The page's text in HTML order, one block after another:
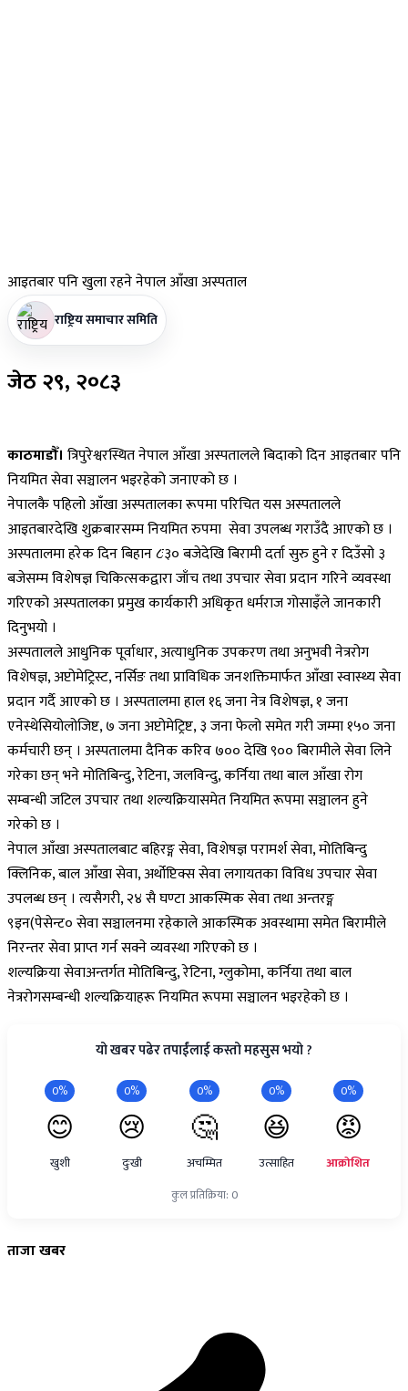
आइतबारपनि खुला रहने नेपाल आँखा अस्पताल
राष्ट्रिय समाचार समिति
जेठ२९, २०८३
काठमाडौँ। त्रिपुरेश्वरस्थित नेपाल आँखा अस्पतालले बिदाको दिन आइतबार पनि
नियमित सेवा सञ्चालन भइरहेको जनाएको छ ।
नेपालकै पहिलो आँखा अस्पतालका रूपमा परिचित यस अस्पतालले
आइतबारदेखि शुक्रबारसम्म नियमित रुपमा सेवा उपलब्ध गराउँदै आएको छ ।
अस्पतालमा हरेक दिन बिहान ८ः३० बजेदेखि बिरामी दर्ता सुरु हुने र दिउँसो ३
बजेसम्म विशेषज्ञ चिकित्सकद्वारा जाँच तथा उपचार सेवा प्रदान गरिने व्यवस्था
गरिएको अस्पतालका प्रमुख कार्यकारी अधिकृत धर्मराज गोसाइँले जानकारी
दिनुभयो ।
अस्पतालले आधुनिक पूर्वाधार, अत्याधुनिक उपकरण तथा अनुभवी नेत्ररोग
विशेषज्ञ, अप्टोमेट्रिस्ट, नर्सिङ तथा प्राविधिक जनशक्तिमार्फत आँखा स्वास्थ्य सेवा
प्रदान गर्दै आएको छ । अस्पतालमा हाल १६ जना नेत्र विशेषज्ञ, १ जना
एनेस्थेसियोलोजिष्ट, ७ जना अप्टोमेट्रिष्ट, ३ जना फेलो समेत गरी जम्मा १५० जना
कर्मचारी छन् । अस्पतालमा दैनिक करिव ७०० देखि ९०० बिरामीले सेवा लिने
गरेका छन् भने मोतिबिन्दु, रेटिना, जलविन्दु, कर्निया तथा बाल आँखा रोग
सम्बन्धी जटिल उपचार तथा शल्यक्रियासमेत नियमित रूपमा सञ्चालन हुने
गरेको छ ।
नेपाल आँखा अस्पतालबाट बहिरङ्ग सेवा, विशेषज्ञ परामर्श सेवा, मोतिबिन्दु
क्लिनिक, बाल आँखा सेवा, अर्थोप्टिक्स सेवा लगायतका विविध उपचार सेवा
उपलब्ध छन् । त्यसैगरी, २४ सै घण्टा आकस्मिक सेवा तथा अन्तरङ्ग
९इन(पेसेन्ट० सेवा सञ्चालनमा रहेकाले आकस्मिक अवस्थामा समेत बिरामीले
निरन्तर सेवा प्राप्त गर्न सक्ने व्यवस्था गरिएको छ ।
शल्यक्रिया सेवाअन्तर्गत मोतिबिन्दु, रेटिना, ग्लुकोमा, कर्निया तथा बाल
नेत्ररोगसम्बन्धी शल्यक्रियाहरू नियमित रूपमा सञ्चालन भइरहेको छ ।
यो खबर पढेर तपाईंलाई कस्तो महसुस भयो ?
0%
😊
खुशी
0%
😢
दुःखी
0%
🤔
अचम्मित
0%
😆
उत्साहित
0%
😡
आक्रोशित
कुल प्रतिक्रिया: 0
ताजाखबर